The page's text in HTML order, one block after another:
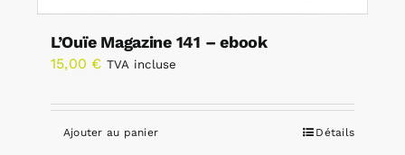
L’Ouïe Magazine 141 – ebook
15,00 € TVA incluse
Ajouter au panier Détails